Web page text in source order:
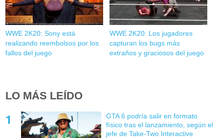
WWE 2K20: Sony está
realizando reembolsos por los
fallos del juego
WWE 2K20: Los jugadores
capturan los bugs más
extraños y graciosos del juego
LO MÁS LEÍDO
GTA 6 podría salir en formato
físico tras el lanzamiento, según el
jefe de Take-Two Interactive